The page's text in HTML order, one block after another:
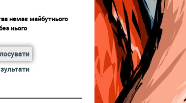
немає майбутнього
нього